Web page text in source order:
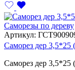
Саморезы по дереву
Артикул:
Саморез дер 3,5*25
Саморез дер 3,5*25